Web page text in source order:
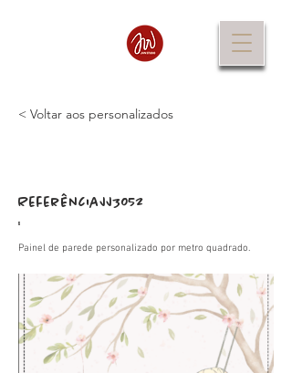
< Voltar aos personalizados
Referência
:
JJ3052
Painel de parede personalizado por metro quadrado.